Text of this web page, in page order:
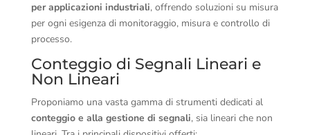
per applicazioni industriali, offrendo soluzioni su misura
per ogni esigenza di monitoraggio, misura e controllo di
processo.
Conteggio di Segnali Lineari e
Non Lineari
Proponiamo una vasta gamma di strumenti dedicati al
conteggio e alla gestione di segnali, sia lineari che non